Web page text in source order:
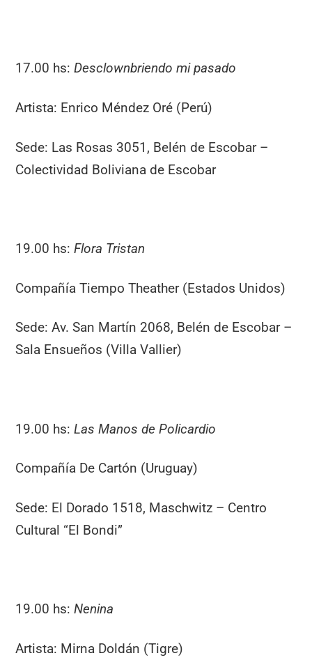
17.00 hs:Desclownbriendo mi pasado
Artista: Enrico Méndez Oré (Perú)
Sede: Las Rosas 3051, Belén de Escobar –
Colectividad Boliviana de Escobar
19.00 hs:Flora Tristan
Compañía Tiempo Theather (Estados Unidos)
Sede: Av. San Martín 2068, Belén de Escobar –
Sala Ensueños (Villa Vallier)
19.00 hs:Las Manos de Policardio
Compañía De Cartón (Uruguay)
Sede: El Dorado 1518, Maschwitz – Centro
Cultural “El Bondi”
19.00 hs:Nenina
Artista: Mirna Doldán (Tigre)